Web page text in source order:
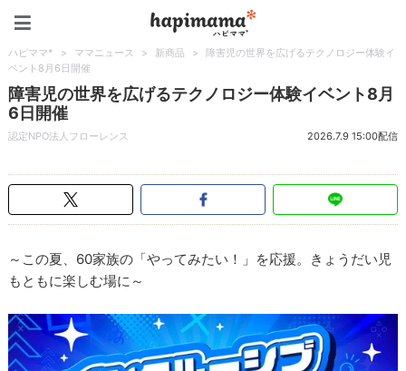
ハピママ* > ママニュース > 新商品 >
障害児の世界を広げるテクノロジー体験イ
ベント8月6日開催
障害児の世界を広げるテクノロジー体験イベント8月
6日開催
認定NPO法人フローレンス 2026.7.9 15:00配信
～この夏、60家族の「やってみたい！」を応援。きょうだい児
もともに楽しむ場に～